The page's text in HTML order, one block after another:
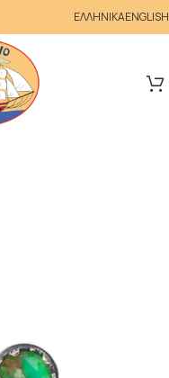
ΕΛΛΗΝΙΚΑENGLISH